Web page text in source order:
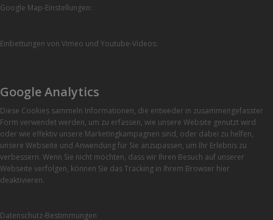
Google Map-Einstellungen:
Einbettungen von Vimeo und Youtube-Videos:
Google Analytics
Diese Cookies sammeln Informationen, die entweder in zusammengefasster
Form verwendet werden, um zu erfassen, wie unsere Website genutzt wird
oder wie effektiv unsere Marketingkampagnen sind, oder dabei zu helfen,
unsere Webseite und Anwendung für Sie anzupassen, um Ihr Erlebnis zu
verbessern. Wenn Sie nicht möchten, dass wir Ihren Besuch auf unserer
Webseite verfolgen, können Sie das Tracking in Ihrem Browser hier
deaktivieren.
Datenschutz-Bestimmungen